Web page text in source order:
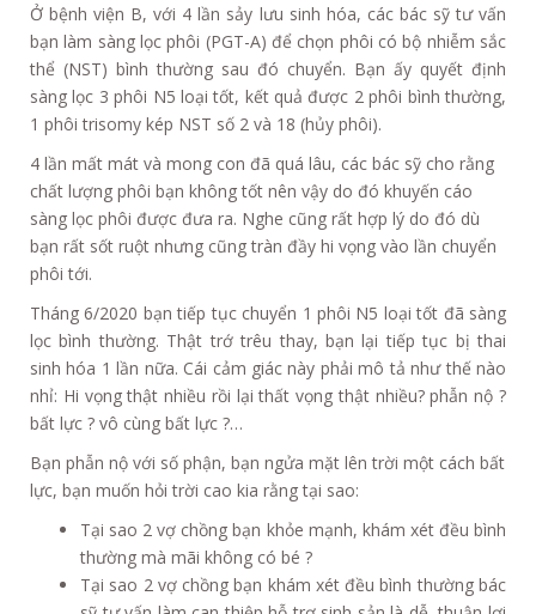
Ở bệnh viện B, với 4 lần sảy lưu sinh hóa, các bác sỹ tư vấn
bạn làm sàng lọc phôi (PGT-A) để chọn phôi có bộ nhiễm sắc
thể (NST) bình thường sau đó chuyển. Bạn ấy quyết định
sàng lọc 3 phôi N5 loại tốt, kết quả được 2 phôi bình thường,
1 phôi trisomy kép NST số 2 và 18 (hủy phôi).
4 lần mất mát và mong con đã quá lâu, các bác sỹ cho rằng
chất lượng phôi bạn không tốt nên vậy do đó khuyến cáo
sàng lọc phôi được đưa ra. Nghe cũng rất hợp lý do đó dù
bạn rất sốt ruột nhưng cũng tràn đầy hi vọng vào lần chuyển
phôi tới.
Tháng 6/2020 bạn tiếp tục chuyển 1 phôi N5 loại tốt đã sàng
lọc bình thường. Thật trớ trêu thay, bạn lại tiếp tục bị thai
sinh hóa 1 lần nữa. Cái cảm giác này phải mô tả như thế nào
nhỉ: Hi vọng thật nhiều rồi lại thất vọng thật nhiều? phẫn nộ ?
bất lực ? vô cùng bất lực ?…
Bạn phẫn nộ với số phận, bạn ngửa mặt lên trời một cách bất
lực, bạn muốn hỏi trời cao kia rằng tại sao:
Tại sao 2 vợ chồng bạn khỏe mạnh, khám xét đều bình
thường mà mãi không có bé ?
Tại sao 2 vợ chồng bạn khám xét đều bình thường bác